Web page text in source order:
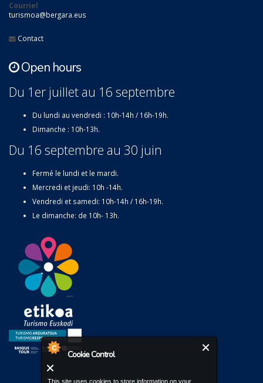
Cookie Control
This site uses cookies to store information on your
Courriel
turismoa@bergara.eus
Contact
Open hours
Du 1er juillet au 16 septembre
Du lundi au vendredi : 10h-14h / 16h-19h.
Dimanche : 10h-13h.
Du 16 septembre au 30 juin
Fermé le lundi et le mardi.
Mercredi et jeudi: 10h -14h.
Vendredi et samedi: 10h-14h / 16h-19h.
Le dimanche: de 10h- 13h.